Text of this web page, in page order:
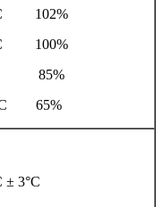
102%
100%
85%
65%
± 3°С